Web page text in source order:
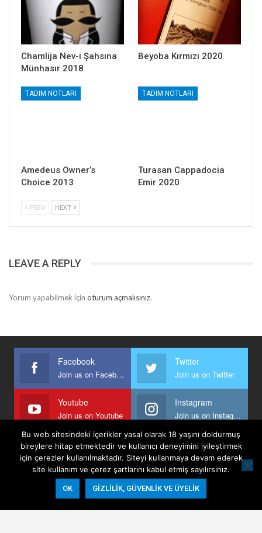
Chamlija Nev-i Şahsına
Münhasır 2018
Beyoba Kırmızı 2020
TADIM NOTLARI
Amedeus Owner’s
Choice 2013
TADIM NOTLARI
Turasan Cappadocia
Emir 2020
PREV NEXT
LEAVE A REPLY
Yorum yapabilmek için oturum açmalısınız.
Facebook
Join us on Facebook
Twitter
Join us on Twitter
Youtube
Join us on Youtube
Instagram
Join us on Instagram
Anasayfa Keyfi Yazanlar İletişim
Şartlar Ve Koşullar
Gizlilik, Güvenlik Ve Üyelik Politikası
Bu web sitesindeki içerikler yasal olarak 18 yaşını doldurmuş
bireylere hitap etmektedir ve kullanıcı deneyimini iyileştirmek
için çerezler kullanılmaktadır. Siteyi kullanmaya devam ederek
site kullanım ve çerez şartlarını kabul etmiş sayılırsınız.
OK GIZLILIK, GÜVENLIK VE ÜYELIK